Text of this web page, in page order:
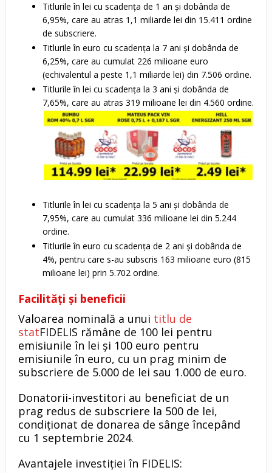
Titlurile în lei cu scadența de 1 an și dobânda de
6,95%, care au atras 1,1 miliarde lei din 15.411 ordine
de subscriere.
Titlurile în euro cu scadența la 7 ani și dobânda de
6,25%, care au cumulat 226 milioane euro
(echivalentul a peste 1,1 miliarde lei) din 7.506 ordine.
Titlurile în lei cu scadența la 3 ani și dobânda de
7,65%, care au atras 319 milioane lei din 4.560 ordine.
Titlurile în lei cu scadența la 5 ani și dobânda de
7,95%, care au cumulat 336 milioane lei din 5.244
ordine.
Titlurile în euro cu scadența de 2 ani și dobânda de
4%, pentru care s-au subscris 163 milioane euro (815
milioane lei) prin 5.702 ordine.
Facilități și beneficii
Valoarea nominală a unui titlu de
statFIDELIS rămâne de 100 lei pentru
emisiunile în lei și 100 euro pentru
emisiunile în euro, cu un prag minim de
subscriere de 5.000 de lei sau 1.000 de euro.
Donatorii-investitori au beneficiat de un
prag redus de subscriere la 500 de lei,
condiționat de donarea de sânge începând
cu 1 septembrie 2024.
Avantajele investiției în FIDELIS: